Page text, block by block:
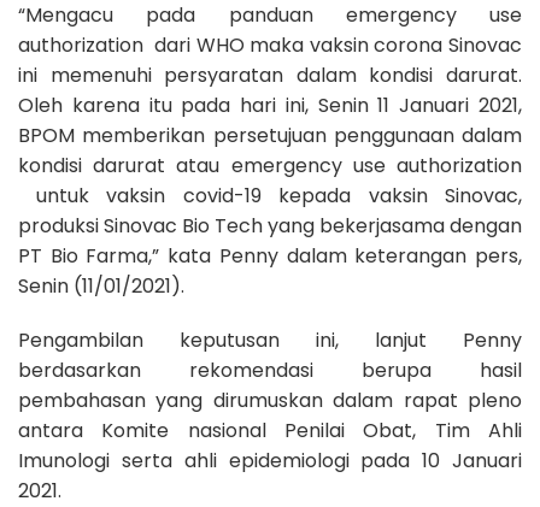
“Mengacu pada panduan emergency use
authorization dari WHO maka vaksin corona Sinovac
ini memenuhi persyaratan dalam kondisi darurat.
Oleh karena itu pada hari ini, Senin 11 Januari 2021,
BPOM memberikan persetujuan penggunaan dalam
kondisi darurat atau emergency use authorization
untuk vaksin covid-19 kepada vaksin Sinovac,
produksi Sinovac Bio Tech yang bekerjasama dengan
PT Bio Farma,” kata Penny dalam keterangan pers,
Senin (11/01/2021).
Pengambilan keputusan ini, lanjut Penny
berdasarkan rekomendasi berupa hasil
pembahasan yang dirumuskan dalam rapat pleno
antara Komite nasional Penilai Obat, Tim Ahli
Imunologi serta ahli epidemiologi pada 10 Januari
2021.